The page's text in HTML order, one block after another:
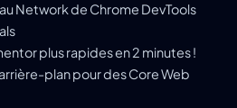
Network de Chrome DevTools
plus rapides en 2 minutes !
plan pour des Core Web